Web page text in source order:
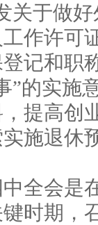
关于做
作许可
记和职
”的实施
提高创
施退休
会是在
时期，